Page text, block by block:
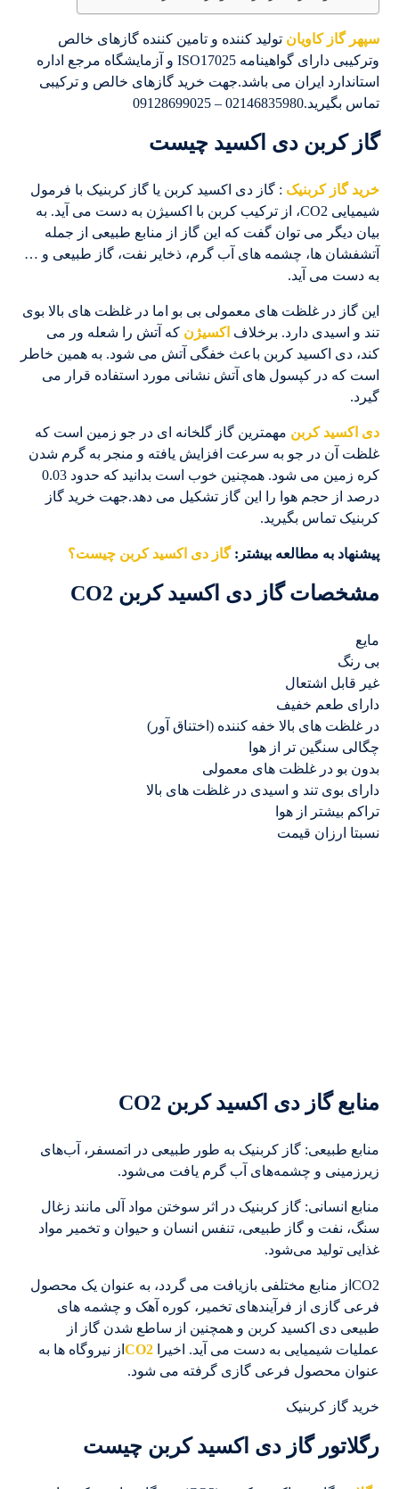
سپهر گاز کاویان تولید کننده و تامین کننده گازهای خالص
وترکیبی دارای گواهینامه ISO17025 و آزمایشگاه مرجع اداره
استاندارد ایران می باشد.جهت خرید گازهای خالص و ترکیبی
تماس بگیرید.02146835980 – 09128699025
گاز کربن دی اکسید چیست
خرید گاز کربنیک : گاز دی ‌اکسید کربن یا گاز کربنیک با فرمول
شیمیایی CO2، از ترکیب کربن با اکسیژن به دست می آید. به
بیان دیگر می توان گفت که این گاز از منابع طبیعی از جمله
آتشفشان ها، چشمه های آب گرم، ذخایر نفت، گاز طبیعی و …
به دست می آید.
این گاز در غلظت های معمولی بی بو اما در غلظت های بالا بوی
تند و اسیدی دارد. برخلاف اکسیژن که آتش را شعله ور می
کند، دی اکسید کربن باعث خفگی آتش می شود. به همین خاطر
است که در کپسول های آتش نشانی مورد استفاده قرار می
گیرد.
دی اکسید کربن مهمترین گاز گلخانه ای در جو زمین است که
غلظت آن در جو به سرعت افزایش یافته و منجر به گرم شدن
کره زمین می شود. همچنین خوب است بدانید که حدود 0.03
درصد از حجم هوا را این گاز تشکیل می دهد.جهت خرید گاز
کربنیک تماس بگیرید.
پیشنهاد به مطالعه بیشتر:گاز دی اکسید کربن چیست؟
مشخصات گاز دی ‌اکسید کربن CO2
مایع
بی رنگ
غیر قابل اشتعال
دارای طعم خفیف
در غلظت های بالا خفه کننده (اختناق آور)
چگالی سنگین تر از هوا
بدون بو در غلظت های معمولی
دارای بوی تند و اسیدی در غلظت های بالا
تراکم بیشتر از هوا
نسبتا ارزان قیمت
منابع گاز دی ‌اکسید کربن CO2
منابع طبیعی: گاز کربنیک به طور طبیعی در اتمسفر، آب‌های
زیرزمینی و چشمه‌های آب گرم یافت می‌شود.
منابع انسانی: گاز کربنیک در اثر سوختن مواد آلی مانند زغال
سنگ، نفت و گاز طبیعی، تنفس انسان و حیوان و تخمیر مواد
غذایی تولید می‌شود.
CO2از منابع مختلفی بازیافت می گردد، به عنوان یک محصول
فرعی گازی از فرآیندهای تخمیر، کوره آهک و چشمه های
طبیعی دی اکسید کربن و همچنین از ساطع شدن گاز از
عملیات شیمیایی به دست می آید. اخیراCO2 از نیروگاه ها به
عنوان محصول فرعی گازی گرفته می شود.
خرید گاز کربنیک
رگلاتور گاز دی اکسید کربن چیست